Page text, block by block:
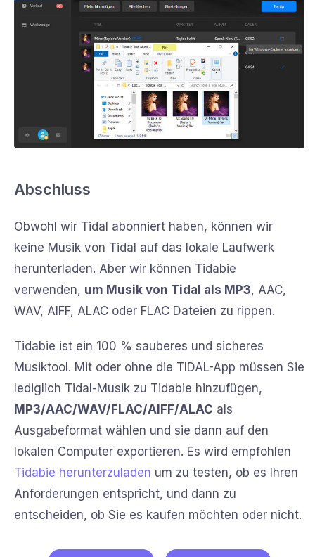
Abschluss
Obwohl wir Tidal abonniert haben, können wir
keine Musik von Tidal auf das lokale Laufwerk
herunterladen. Aber wir können Tidabie
verwenden, um Musik von Tidal als MP3, AAC,
WAV, AIFF, ALAC oder FLAC Dateien zu rippen.
Tidabie ist ein 100 % sauberes und sicheres
Musiktool. Mit oder ohne die TIDAL-App müssen Sie
lediglich Tidal-Musik zu Tidabie hinzufügen,
MP3/AAC/WAV/FLAC/AIFF/ALAC als
Ausgabeformat wählen und sie dann auf den
lokalen Computer exportieren. Es wird empfohlen
Tidabie herunterzuladen um zu testen, ob es Ihren
Anforderungen entspricht, und dann zu
entscheiden, ob Sie es kaufen möchten oder nicht.